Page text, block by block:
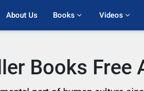
About Us Books Videos
Books Free